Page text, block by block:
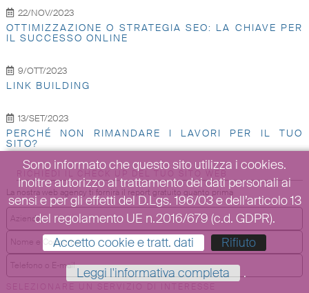
22/NOV/2023
OTTIMIZZAZIONE O STRATEGIA SEO: LA CHIAVE PER
IL SUCCESSO ONLINE
9/OTT/2023
LINK BUILDING
13/SET/2023
PERCHÉ NON RIMANDARE I LAVORI PER IL TUO
SITO?
RICHIEDI IL CHECK UP DEL TUO SITO WEB
La nostra web agency ti fornirà il report gratuito quanto prima
SELEZIONARE UN SERVIZIO DI INTERESSE
Sono informato che questo sito utilizza i cookies.
Inoltre autorizzo al trattamento dei dati personali ai
sensi e per gli effetti del D.Lgs. 196/03 e dell’articolo 13
del regolamento UE n.2016/679 (c.d. GDPR).
Accetto cookie e tratt. dati
Rifiuto
Leggi l'informativa completa
.